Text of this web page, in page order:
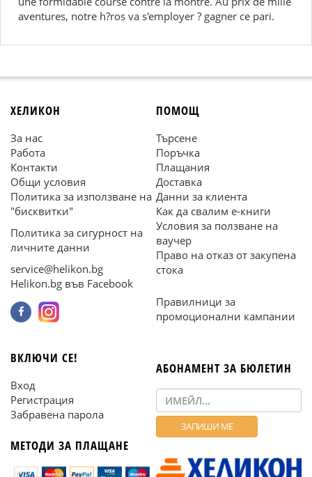
aventures, notre h?ros va s'employer ? gagner ce pari.
ХЕЛИКОН
За нас
Работа
Контакти
Общи условия
Политика за използване на
"бисквитки"
Политика за сигурност на
личните данни
service@helikon.bg
Helikon.bg във Facebook
ПОМОЩ
Търсене
Поръчка
Плащания
Доставка
Данни за клиента
Как да свалим е-книги
Условия за ползване на
ваучер
Право на отказ от закупена
стока
Правилници за
промоционални кампании
ВКЛЮЧИ СЕ!
Вход
Регистрация
Забравена парола
МЕТОДИ ЗА ПЛАЩАНЕ
АБОНАМЕНТ ЗА БЮЛЕТИН